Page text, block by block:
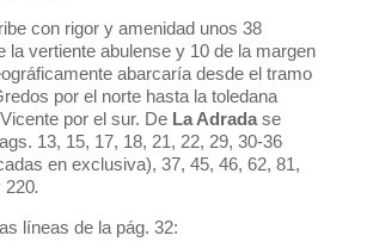
con rigor y amenidad unos 38
la vertiente abulense y 10 de la margen
abarcaría desde el tramo
por el norte hasta la toledana
por el sur. De La Adradase
13, 15, 17, 18, 21, 22, 29, 30-36
en exclusiva), 37, 45, 46, 62, 81,
220.
líneas de la pág. 32: